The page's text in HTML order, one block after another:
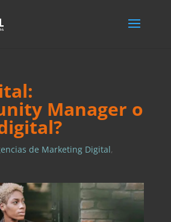
Manager o
de Marketing Digital,